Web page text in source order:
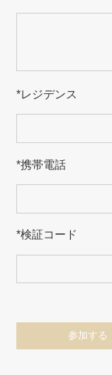
*レジデンス
*携帯電話
*検証コード